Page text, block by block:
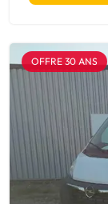
OFFRE 30 ANS